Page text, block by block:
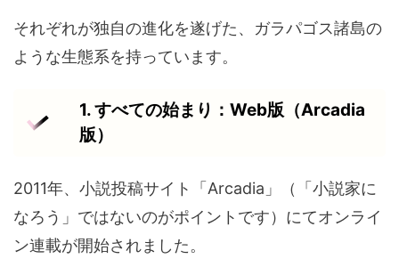
それぞれが独自の進化を遂げた、ガラパゴス諸島の
ような生態系を持っています。
1. すべての始まり：Web版（Arcadia
版）
2011年、小説投稿サイト「Arcadia」（「小説家に
なろう」ではないのがポイントです）にてオンライ
ン連載が開始されました。